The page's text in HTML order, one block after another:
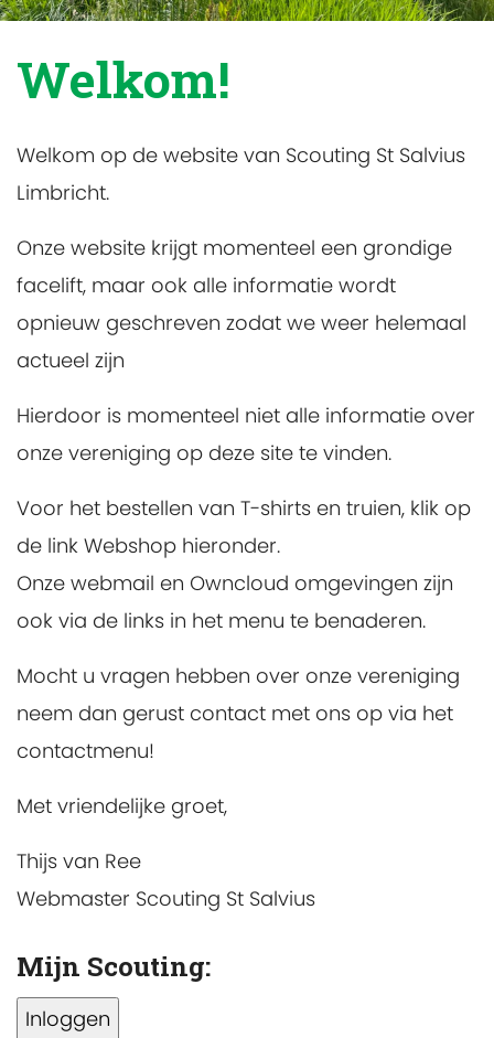
Welkom!
Welkom op de website van Scouting St Salvius
Limbricht.
Onze website krijgt momenteel een grondige
facelift, maar ook alle informatie wordt
opnieuw geschreven zodat we weer helemaal
actueel zijn
Hierdoor is momenteel niet alle informatie over
onze vereniging op deze site te vinden.
Voor het bestellen van T-shirts en truien, klik op
de link Webshop hieronder.
Onze webmail en Owncloud omgevingen zijn
ook via de links in het menu te benaderen.
Mocht u vragen hebben over onze vereniging
neem dan gerust contact met ons op via het
contactmenu!
Met vriendelijke groet,
Thijs van Ree
Webmaster Scouting St Salvius
Mijn Scouting: